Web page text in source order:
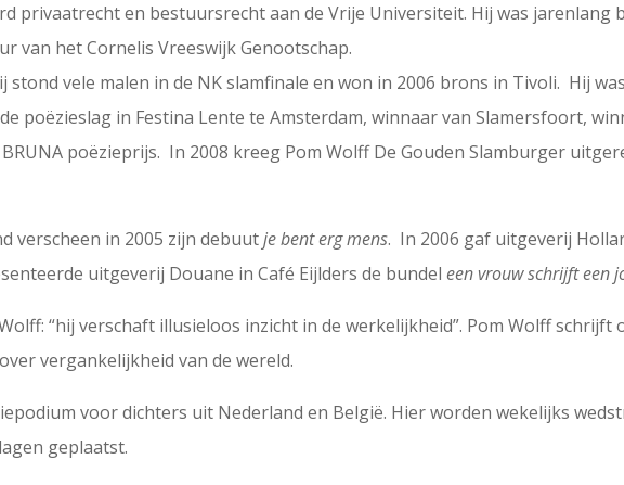
privaatrecht en bestuursrecht aan de Vrije Universiteit. Hij was jarenlang
van het Cornelis Vreeswijk Genootschap.
vele malen in de NK slamfinale en won in 2006 brons in Tivoli. Hij
poëzieslag in Festina Lente te Amsterdam, winnaar van Slamersfoort,
poëzieprijs. In 2008 kreeg Pom Wolff De Gouden Slamburger
verscheen in 2005 zijn debuutje bent erg mens. In 2006 gaf uitgeverij
uitgeverij Douane in Café Eijlders de bundeleen vrouw schrijft een
“hij verschaft illusieloos inzicht in de werkelijkheid”. Pom Wolff schrijft
vergankelijkheid van de wereld.
voor dichters uit Nederland en België. Hier worden wekelijks
geplaatst.